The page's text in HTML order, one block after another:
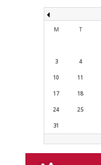
M T
3 4
10 11
17 18
24 25
31